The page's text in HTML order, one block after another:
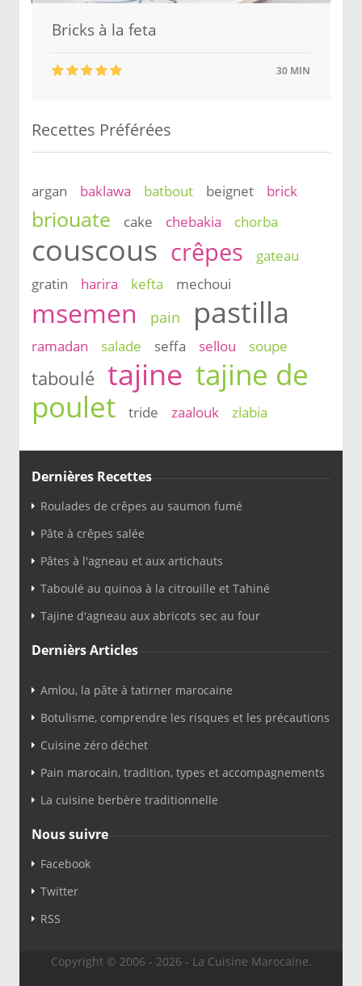
Bricks à la feta
30 MIN
Recettes Préférées
argan baklawa batbout beignet brick
briouate cake chebakia chorba
couscous crêpes
gateau
gratin
harira kefta mechoui
msemen pain pastilla
ramadan salade seffa sellou soupe
taboulé tajine tajine de
poulet
tride zaalouk zlabia
Dernières Recettes
Roulades de crêpes au saumon fumé
Pâte à crêpes salée
Pâtes à l'agneau et aux artichauts
Taboulé au quinoa à la citrouille et Tahiné
Tajine d'agneau aux abricots sec au four
Dernièrs Articles
Amlou, la pâte à tatirner marocaine
Botulisme, comprendre les risques et les précautions
Cuisine zéro déchet
Pain marocain, tradition, types et accompagnements
La cuisine berbère traditionnelle
Nous suivre
Facebook
Twitter
RSS
Copyright © 2006 - 2026 - La Cuisine Marocaine.